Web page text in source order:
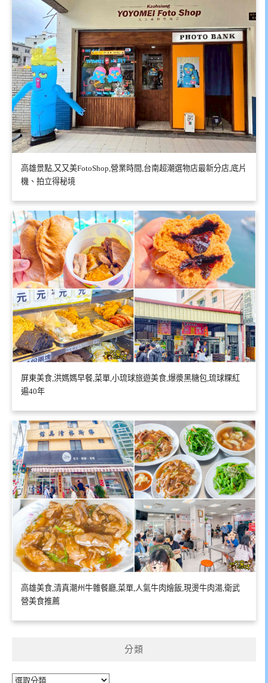
高雄景點,又又美FotoShop,營業時間,台南超潮選物店最新分店,底片
機、拍立得秘境
屏東美食,洪媽媽早餐,菜單,小琉球旅遊美食,爆漿黑糖包,琉球粿紅
遍40年
高雄美食,清真潮州牛雜餐廳,菜單,人氣牛肉燴飯,現燙牛肉湯,衛武
營美食推薦
分類
分